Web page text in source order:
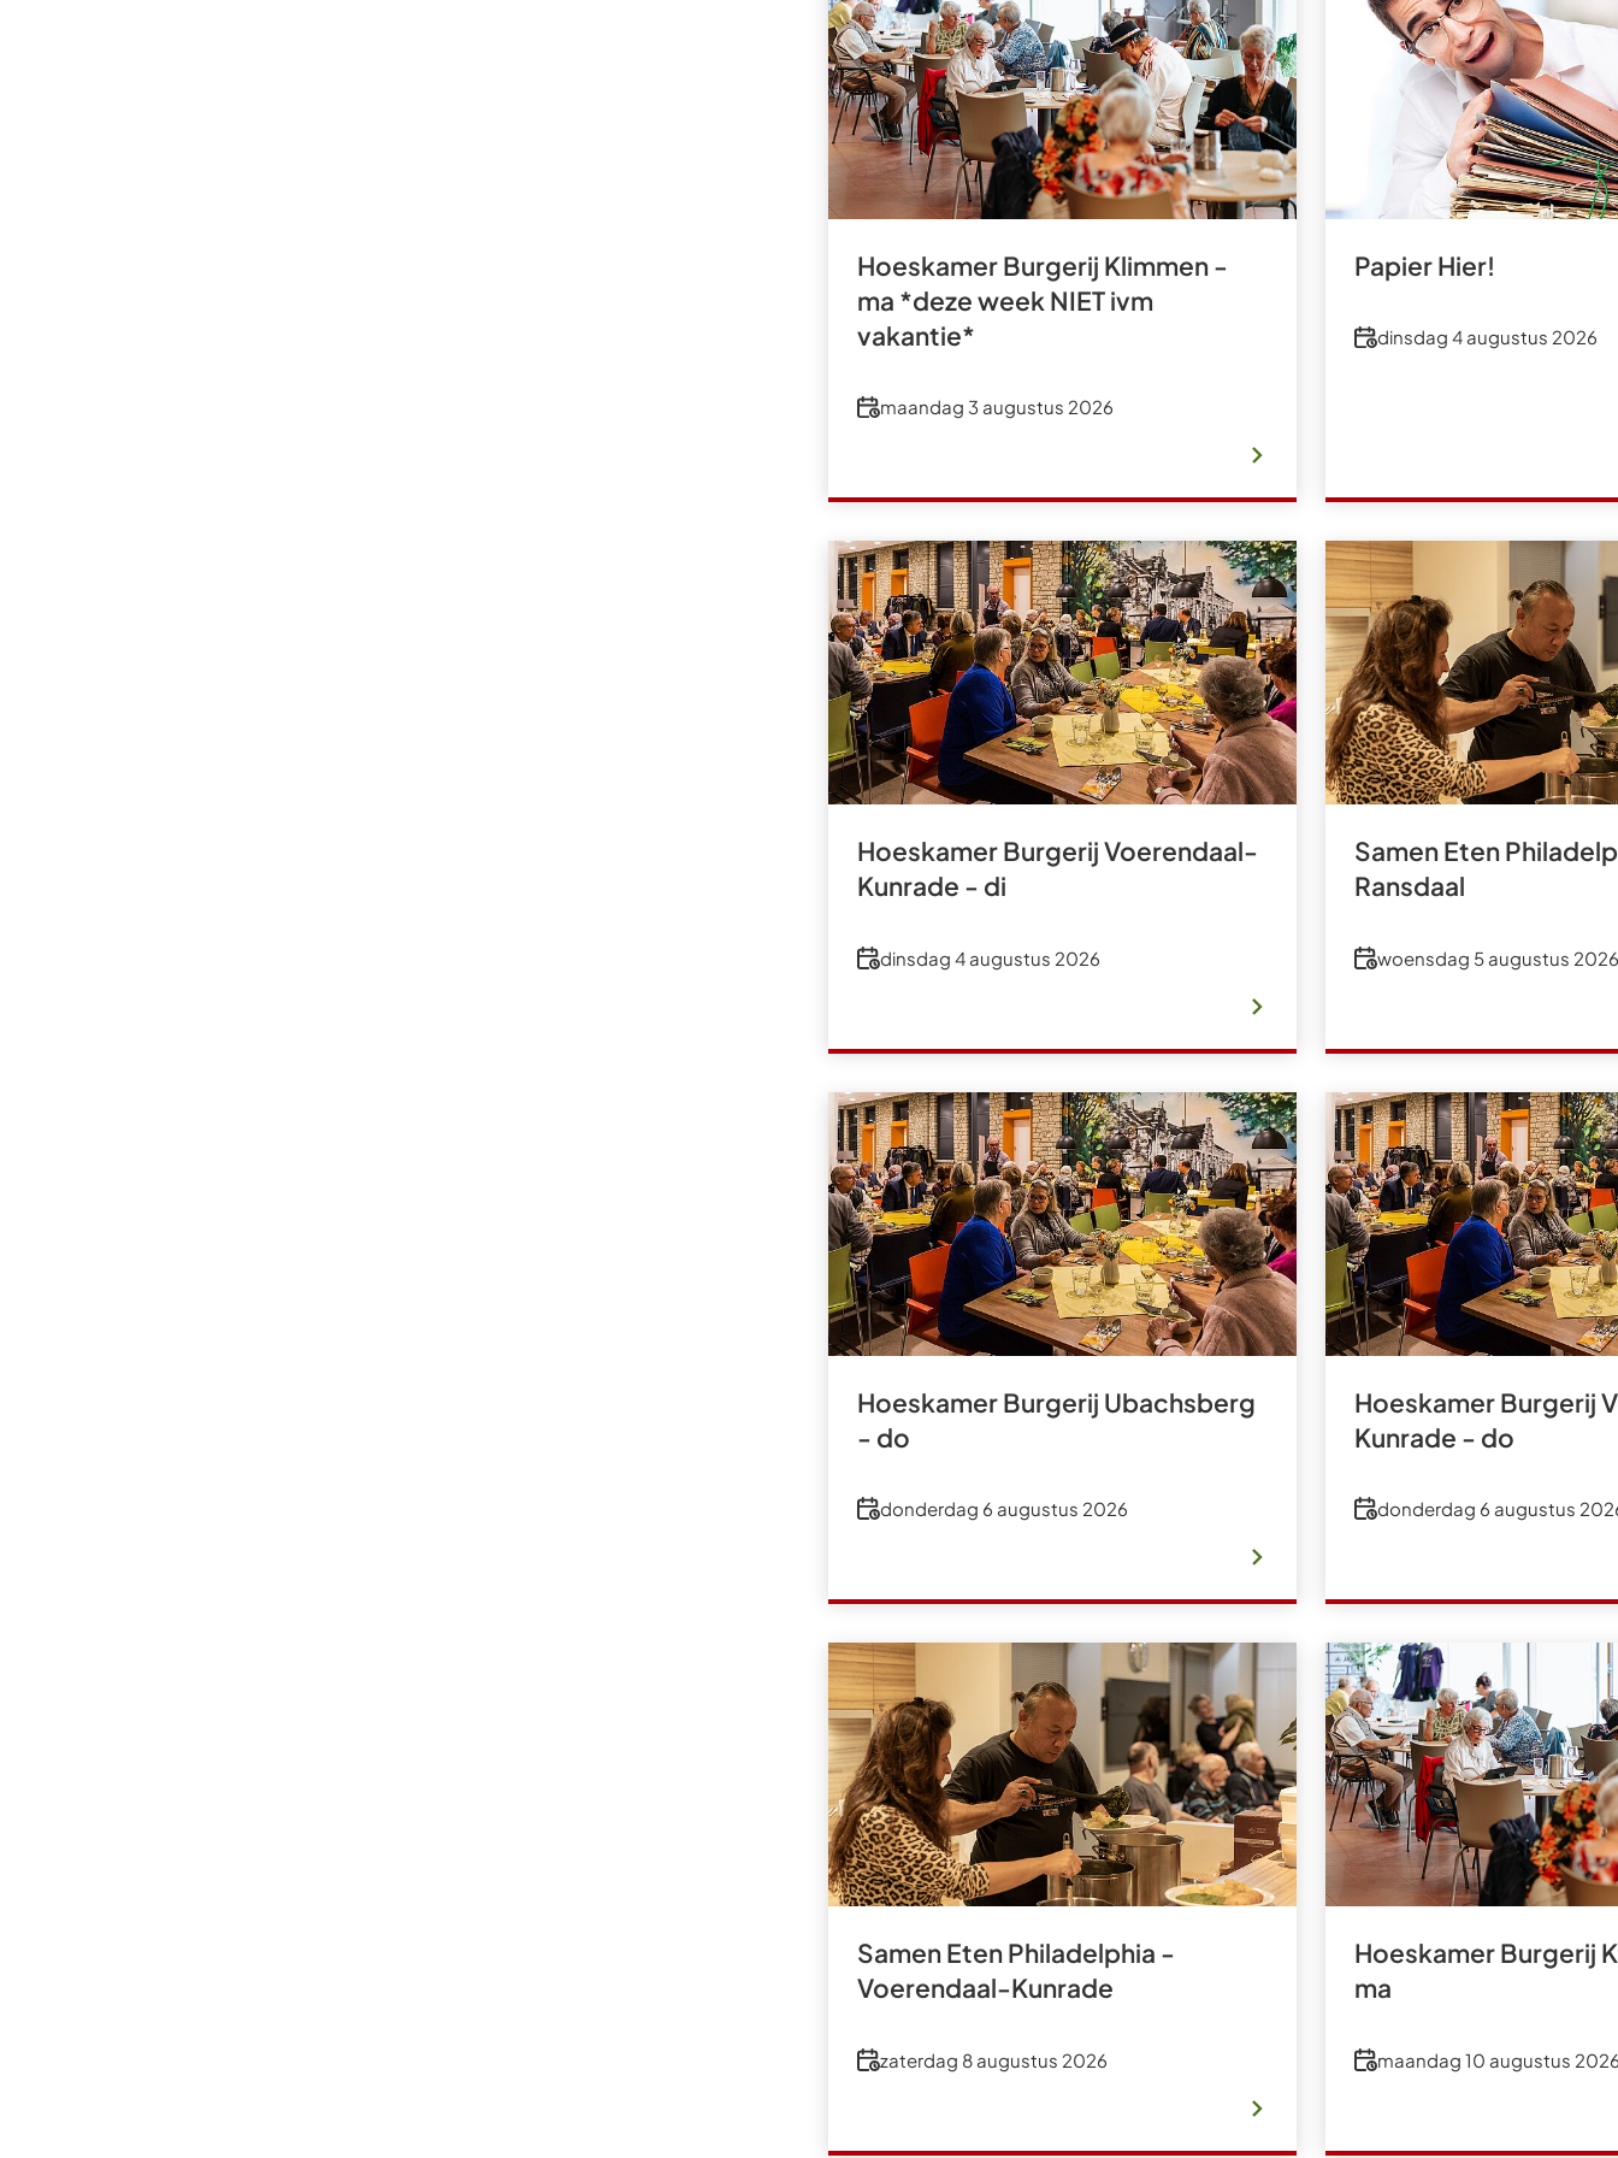
Gebruik
de
enter-
toets
om
een
te
selecteren.
Hoeskamer Burgerij Klimmen -
ma *deze week NIET ivm
vakantie*
Datum
maandag 3 augustus 2026
Papier Hier!
Datum
dinsdag 4 augustus 2026
Hoeskamer Burgerij Voerendaal-
Kunrade - di
Datum
dinsdag 4 augustus 2026
Samen Eten
Ransdaal
Datum
woensdag 5 augustus
Hoeskamer Burgerij Ubachsberg
- do
Datum
donderdag 6 augustus 2026
Hoeskamer Burgerij
Kunrade - do
Datum
donderdag 6 augustus
Samen Eten Philadelphia -
Voerendaal-Kunrade
Datum
zaterdag 8 augustus 2026
Hoeskamer Burgerij
ma
Datum
maandag 10 augustus